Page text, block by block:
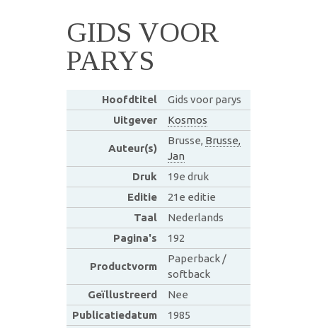
GIDS VOOR
PARYS
Hoofdtitel
Gids voor parys
Uitgever
Kosmos
Auteur(s)
Brusse, Brusse,
Jan
Druk
19e druk
Editie
21e editie
Taal
Nederlands
Pagina's
192
Productvorm
Paperback /
softback
Geïllustreerd
Nee
Publicatiedatum
1985